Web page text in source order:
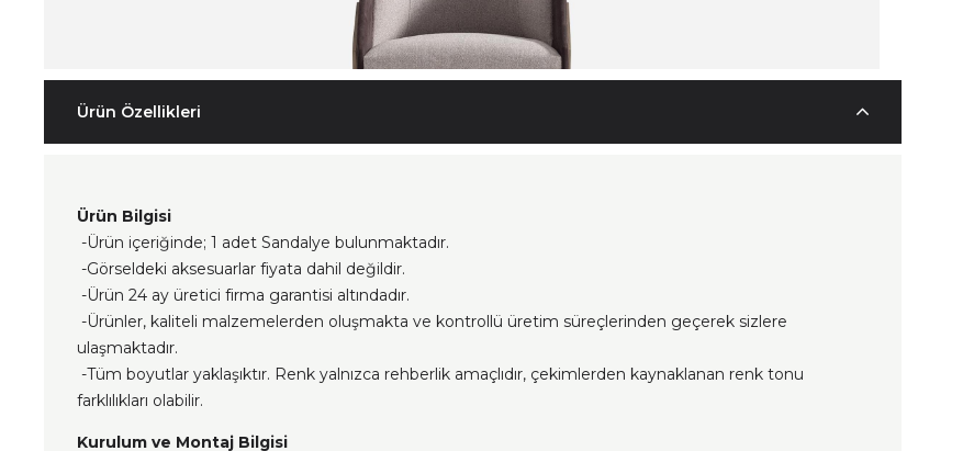
Ürün Özellikleri
Ürün Bilgisi
-Ürün içeriğinde; 1 adet Sandalye bulunmaktadır.
-Görseldeki aksesuarlar fiyata dahil değildir.
-Ürün 24 ay üretici firma garantisi altındadır.
-Ürünler, kaliteli malzemelerden oluşmakta ve kontrollü üretim süreçlerinden geçerek sizlere
ulaşmaktadır.
-Tüm boyutlar yaklaşıktır. Renk yalnızca rehberlik amaçlıdır, çekimlerden kaynaklanan renk tonu
farklılıkları olabilir.
Kurulum ve Montaj Bilgisi